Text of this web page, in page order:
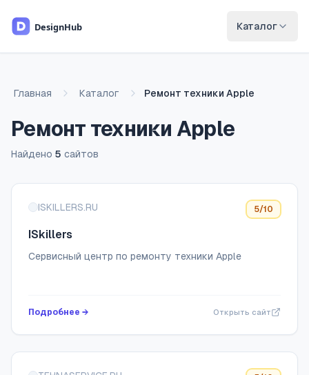
Каталог
Главная Каталог Ремонт техники Apple
Ремонт техники Apple
Найдено 5 сайтов
Список сайтов
ISKILLERS.RU 5/10
ISkillers
Сервисный центр по ремонту техники Apple
Подробнее → Открыть сайт